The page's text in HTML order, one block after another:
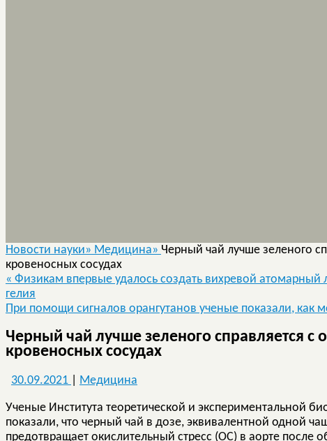
Новости науки» Медицина» Черный чай лучше зеленого
кровеносных сосудах
« Физикам впервые удалось создать вихревой
гелия
При помощи сигналов орангутанов ученые показали, как
Черный чай лучше зеленого справляется с
кровеносных сосудах
30.09.2021 Медицина
Ученые Института теоретической и экспериментальной
показали, что черный чай в дозе, эквивалентной одной
предотвращает окислительный стресс (ОС) в аорте после